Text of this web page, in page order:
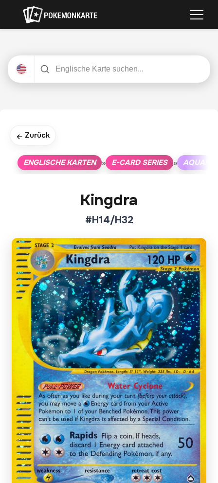
← Zurück
ENGLISCHE KARTEN » E-CARD SERIES »
Kingdra
#H14/H32